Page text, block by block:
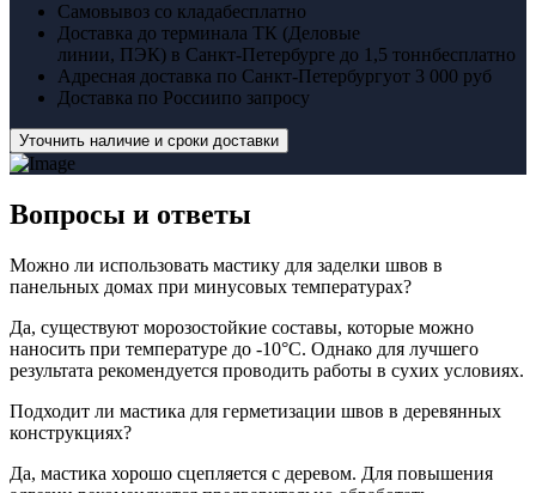
Самовывоз со кладабесплатно
Доставка до терминала ТК (Деловые
линии, ПЭК) в Санкт-Петербурге до 1,5 тоннбесплатно
Адресная доставка по Санкт-Петербургуот 3 000 руб
Доставка по Россиипо запросу
Уточнить наличие и сроки доставки
Вопросы и ответы
Можно ли использовать мастику для заделки швов в
панельных домах при минусовых температурах?
Да, существуют морозостойкие составы, которые можно
наносить при температуре до -10°C. Однако для лучшего
результата рекомендуется проводить работы в сухих условиях.
Подходит ли мастика для герметизации швов в деревянных
конструкциях?
Да, мастика хорошо сцепляется с деревом. Для повышения